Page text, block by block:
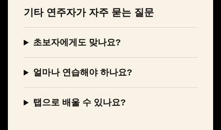
기타 연주자가 자주 묻는 질문
초보자에게도 맞나요?
얼마나 연습해야 하나요?
탭으로 배울 수 있나요?